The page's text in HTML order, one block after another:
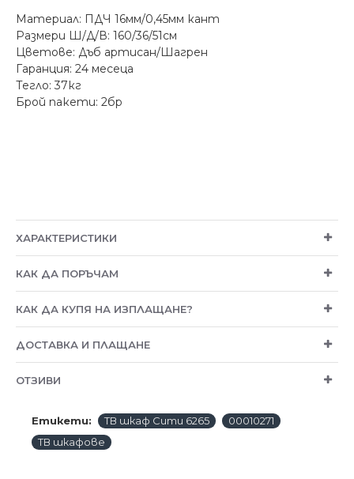
Материал: ПДЧ 16мм/0,45мм кант
Размери Ш/Д/В: 160/36/51см
Цветове: Дъб артисан/Шагрен
Гаранция: 24 месеца
Тегло: 37кг
Брой пакети: 2бр
ХАРАКТЕРИСТИКИ
КАК ДА ПОРЪЧАМ
КАК ДА КУПЯ НА ИЗПЛАЩАНЕ?
ДОСТАВКА И ПЛАЩАНЕ
ОТЗИВИ
Етикети: ТВ шкаф Сити 6265
00010271
ТВ шкафове